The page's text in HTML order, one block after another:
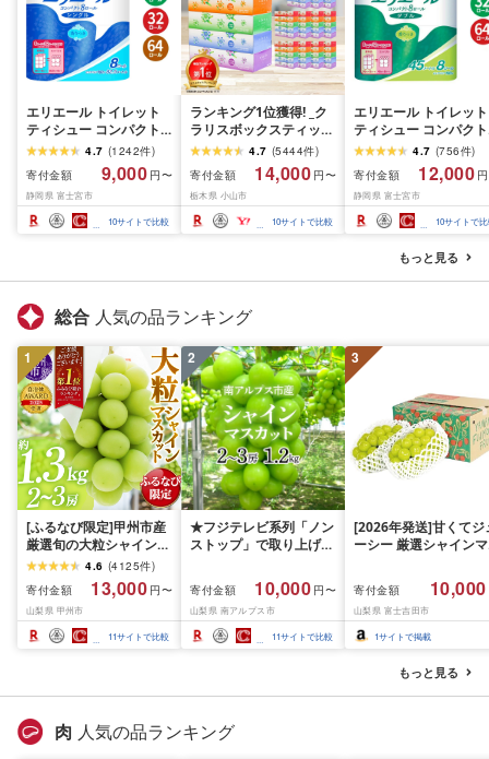
エリエール トイレット
ティシュー コンパクト
シングル [個数が選べ
る:16・32・64 ロール]
1.5倍巻 82.5m トイレッ
トペーパー シングル パ
ルプ100% 香りつき 日用
品 消耗品 備蓄 ふるさと
4.7 (1242件)
寄付金額
9,000 円〜
静岡県 富士宮市
10サイトで比較
ランキング1位獲得! _ク
ラリスボックスティッシ
ュ60箱(1箱220組(440
枚))(5個入り×12セット)_
ティッシュ ティッシュ
ペーパー 日用品 常備品
生活用品 まとめ買い [配
送不可地域:離島・沖縄
4.7 (5444件)
寄付金額
14,000 円〜
栃木県 小山市
10サイトで比較
エリエール トイレット
ティシュー コンパクト
ダブル [選べるロール
数:32・64 ロール] 1.5
巻 45m トイレットペ
パー ダブル パルプ
香りつき 日用品 消耗
備蓄 ふるさと納税 ふ
さと 送料無料 静岡県
4.7 (756件)
寄付金額
12,000
静岡県 富士宮市
10サイトで
もっと見る
総合 人気の品ランキング
1
[ふるなび限定]甲州市産
厳選旬の大粒シャインマ
スカット 約1.3kg 2〜3
房[2026年発送]
(MG)B12-472 FN-
Limited-VO シャインマ
スカット フルーツ
4.6 (4125件)
寄付金額
13,000 円〜
山梨県 甲州市
11サイトで比較
2
★フジテレビ系列「ノン
ストップ」で取り上げら
先行予約]南アルプス市
産シャインマスカット
1.2kg以上(2〜3房)ふる
さと納税 おすすめ 山梨
県 南アルプス市 送料無
寄付金額 10,000 円〜
山梨県 南アルプス市
11サイトで比較
3
[2026年発送]甘くてジ
ーシー 厳選シャインマ
月前半(1〜15日)から
月下旬までの発送) フ
ーツ ぶどう 果物 山梨
産 2026 旬 大粒 高級
寄付金額 10,000
山梨県 富士吉田市
1サイトで掲載
もっと見る
肉 人気の品ランキング